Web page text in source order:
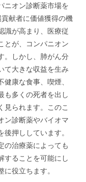
ニオン診断薬市場を
献者に価値獲得の機
識が高まり、医療従
とが、コンパニオン
。しかし、肺がん分
て大きな収益を生み
康な食事、喫煙、
も多くの死者を出し
見られます。このこ
ン診断薬やバイオマ
押ししています。
の治療薬によっても
することを可能にし
役立ちます。